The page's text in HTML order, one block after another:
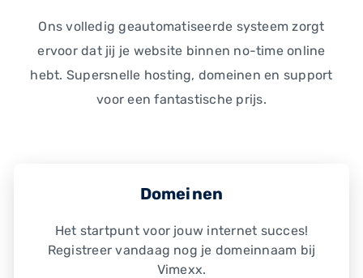
Ons volledig geautomatiseerde systeem zorgt
ervoor dat jij je website binnen no-time online
hebt. Supersnelle hosting, domeinen en support
voor een fantastische prijs.
Domeinen
Het startpunt voor jouw internet succes!
Registreer vandaag nog je domeinnaam bij
Vimexx.